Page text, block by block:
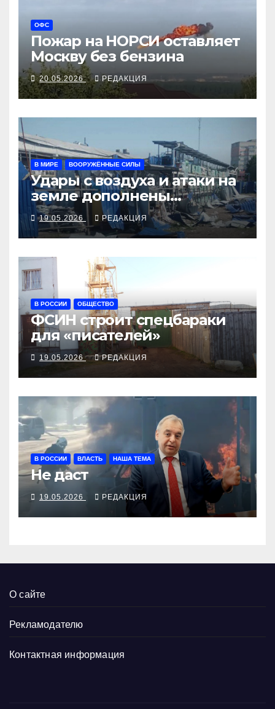
ОФС
Пожар на НОРСИ оставляет
Москву без бензина
20.05.2026 РЕДАКЦИЯ
В МИРЕ ВООРУЖЁННЫЕ СИЛЫ
Удары с воздуха и атаки на
земле дополнены
ядерными учениями
19.05.2026 РЕДАКЦИЯ
В РОССИИ ОБЩЕСТВО
ФСИН строит спецбараки
для «писателей»
19.05.2026 РЕДАКЦИЯ
В РОССИИ ВЛАСТЬ НАША ТЕМА
Не даст
19.05.2026 РЕДАКЦИЯ
О сайте
Рекламодателю
Контактная информация